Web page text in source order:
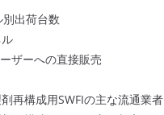
出荷台数
ザーへの直接販売
再構成用SWFIの主な流通業者